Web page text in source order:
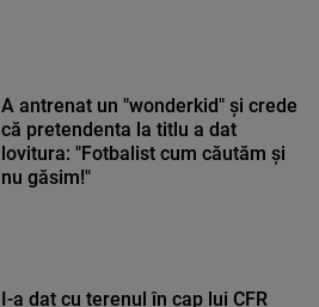
A antrenat un "wonderkid" și crede
că pretendenta la titlu a dat
lovitura: "Fotbalist cum căutăm și
nu găsim!"
I-a dat cu terenul în cap lui CFR